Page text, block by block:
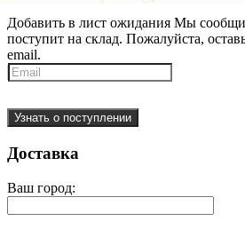
Добавить в лист ожидания Мы
поступит на склад. Пожалуйста,
email.
Узнать о поступлении
Доставка
Ваш город: